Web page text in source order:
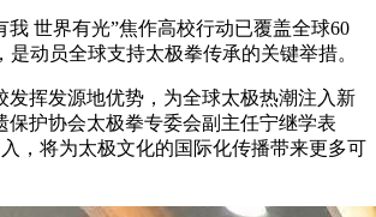
世界有光”焦作高校行动已覆盖全球60
是动员全球支持太极拳传承的关键举措。
挥发源地优势，为全球太极热潮注入新
保护协会太极拳专委会副主任宁继学表
，将为太极文化的国际化传播带来更多可